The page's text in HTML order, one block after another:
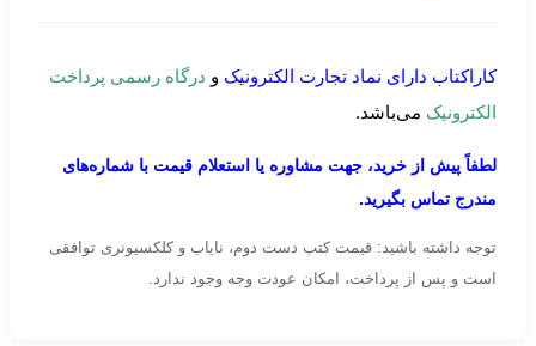
کاراکتاب دارای نماد تجارت الکترونیک و درگاه رسمی پرداخت
الکترونیک می‌باشد.
لطفاً پیش از خرید، جهت مشاوره یا استعلام قیمت با شماره‌های
مندرج تماس بگیرید.
توجه داشته باشید: قیمت کتب دست دوم، نایاب و کلکسیونری توافقی
است و پس از پرداخت، امکان عودت وجه وجود ندارد.